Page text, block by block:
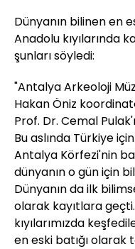
Dünyanın bilinen en
Anadolu kıyılarında
şunları söyledi:
"Antalya Arkeoloji
Hakan Öniz
Prof. Dr. Cemal
Bu aslında Türkiye
Antalya Körfezi'nin
dünyanın o gün için
Dünyanın da ilk
olarak kayıtlara geçti.
kıyılarımızda
en eski batığı olarak